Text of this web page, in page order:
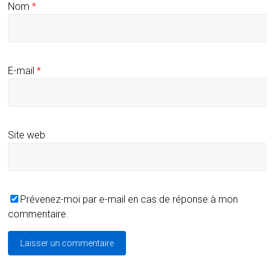
Nom*
E-mail*
Site web
Prévenez-moi par e-mail en cas de réponse à mon
commentaire.